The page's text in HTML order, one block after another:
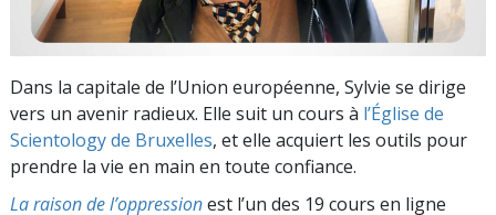
Dans la capitale de l’Union européenne, Sylvie se dirige
vers un avenir radieux. Elle suit un cours à l’Église de
Scientology de Bruxelles, et elle acquiert les outils pour
prendre la vie en main en toute confiance.
La raison de l’oppressionest l’un des 19 cours en ligne